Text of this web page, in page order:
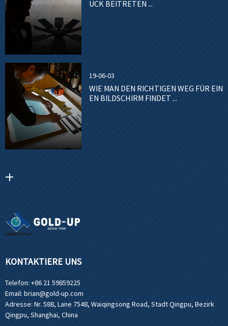
UCK BEITRETEN ...
19-06-03
WIE MAN DEN RICHTIGEN WEG FÜR EIN
EN BILDSCHIRM FINDET ...
KONTAKTIERE UNS
Telefon: +86 21 59859225
Email: brian@gold-up.com
Adresse: Nr. 588, Lane 7548, Waiqingsong Road, Stadt Qingpu, Bezirk
Qingpu, Shanghai, China